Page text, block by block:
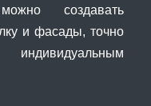
создавать
и фасады, точно